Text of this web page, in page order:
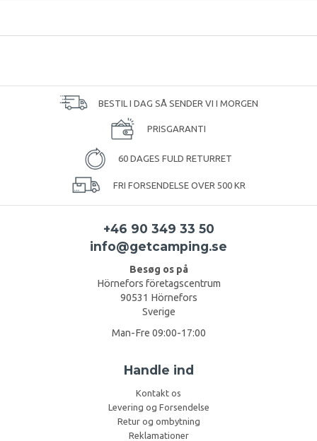
BESTIL I DAG SÅ SENDER VI I MORGEN
PRISGARANTI
60 DAGES FULD RETURRET
FRI FORSENDELSE OVER 500 KR
+46 90 349 33 50
info@getcamping.se
Besøg os på
Hörnefors företagscentrum
90531 Hörnefors
Sverige
Man-Fre 09:00-17:00
Handle ind
Kontakt os
Levering og Forsendelse
Retur og ombytning
Reklamationer